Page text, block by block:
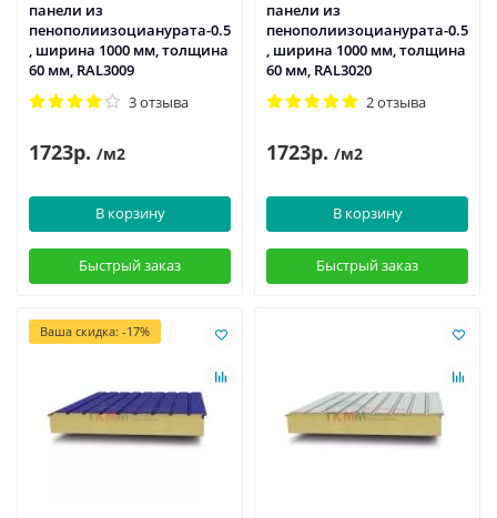
панели из
пенополиизоцианурата-0.5
, ширина 1000 мм, толщина
60 мм, RAL3009
3 отзыва
1723р. /м2
В корзину
Быстрый заказ
панели из
пенополиизоцианурата-0.5
, ширина 1000 мм, толщина
60 мм, RAL3020
2 отзыва
1723р. /м2
В корзину
Быстрый заказ
Ваша скидка: -17%